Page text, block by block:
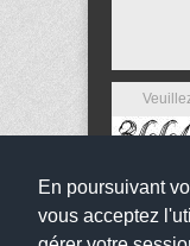
En poursuivant
vous acceptez
Envoyer